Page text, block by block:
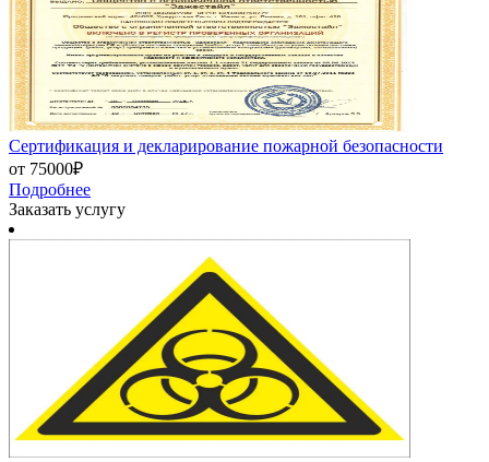
Сертификация и декларирование пожарной безопасности
от 75000₽
Подробнее
Заказать услугу